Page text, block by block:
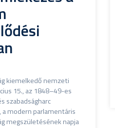
kiemelkedő nemzeti
15., az 1848–49-es
szabadságharc
modern parlamentáris
megszületésének napja